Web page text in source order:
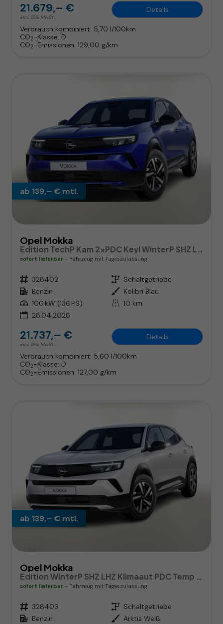
21.679,– €
incl. 19% MwSt.
Details
Verbrauch kombiniert: 5,70 l/100km
CO2-Klasse: D
CO2-Emissionen: 129,00 g/km
ab 139,– € mtl.
Opel Mokka
sofort lieferbar Fahrzeug mit Tageszulassung
Fahrzeugnr. 328402 Getriebe Schaltgetriebe
Kraftstoff Benzin Außenfarbe Kolibri Blau
Leistung 100 kW (136 PS) Kilometerstand 10 km
28.04.2026
21.737,– €
incl. 19% MwSt.
Details
Verbrauch kombiniert: 5,60 l/100km
CO2-Klasse: D
CO2-Emissionen: 127,00 g/km
ab 139,– € mtl.
Opel Mokka
sofort lieferbar Fahrzeug mit Tageszulassung
Fahrzeugnr. 328403 Getriebe Schaltgetriebe
Kraftstoff Benzin Außenfarbe Arktis Weiß